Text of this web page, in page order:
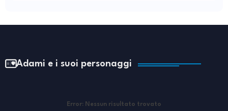
Adami e i suoi personaggi
Error: Nessun risultato trovato